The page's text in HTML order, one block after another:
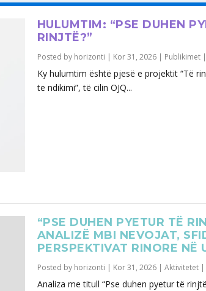
HULUMTIM: “PSE DUHEN
RINJTË?”
Posted by horizonti | Kor 31, 2026| Publikimet|
Ky hulumtim është pjesë e projektit “Të
te ndikimi”, të cilin OJQ...
“PSE DUHEN PYETUR TË
ANALIZË MBI NEVOJAT,
PERSPEKTIVAT RINORE NË
Posted by horizonti | Kor 31, 2026| Aktivitetet|
Analiza me titull “Pse duhen pyetur të